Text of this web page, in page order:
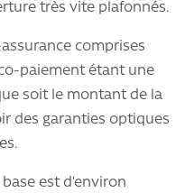
très vite plafonnés.
assurance comprises
paiement étant une
soit le montant de la
des garanties optiques
est d’environ